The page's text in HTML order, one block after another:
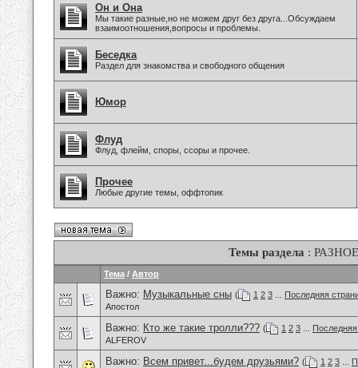
Он и Она
Мы такие разные,но не можем друг без друга...Обсуждаем
взаимоотношения,вопросы и проблемы.
Беседка
Раздел для знакомства и свободного общения
Юмор
Флуд
Флуд, флейм, споры, ссоры и прочее.
Прочее
Любые другие темы, оффтопик
Темы раздела : РАЗНОЕ
Тема / Автор
Важно: Музыкальные сны ( 1 2 3
Последняя
Апостол
Важно: Кто же такие тролли??? ( 1 2 3
ALFEROV
Важно: Всем привет...будем друзьями? ( 1 2 3